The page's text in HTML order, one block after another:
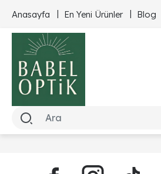
Anasayfa En Yeni Ürünler Blog